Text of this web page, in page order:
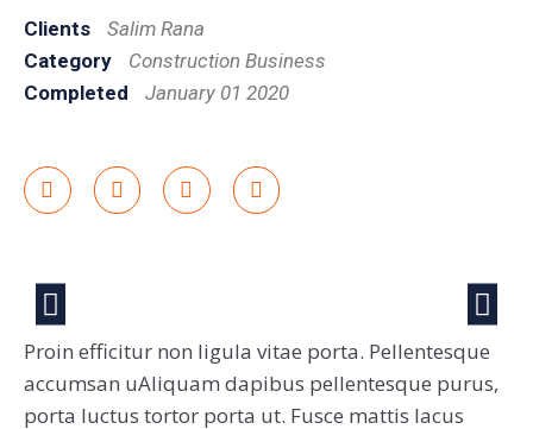
Proin efficitur non ligula vitae porta. Pellentesque
accumsan uAliquam dapibus pellentesque purus,
porta luctus tortor porta ut. Fusce mattis lacus
Clients
Salim Rana
Category
Construction Business
Completed
January 01 2020